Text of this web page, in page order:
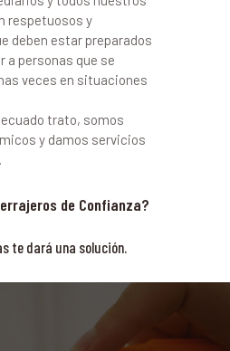
respetuosos y
deben estar preparados
a personas que se
veces en situaciones
trato, somos
y damos servicios
de Confianza?
te dará una solución.